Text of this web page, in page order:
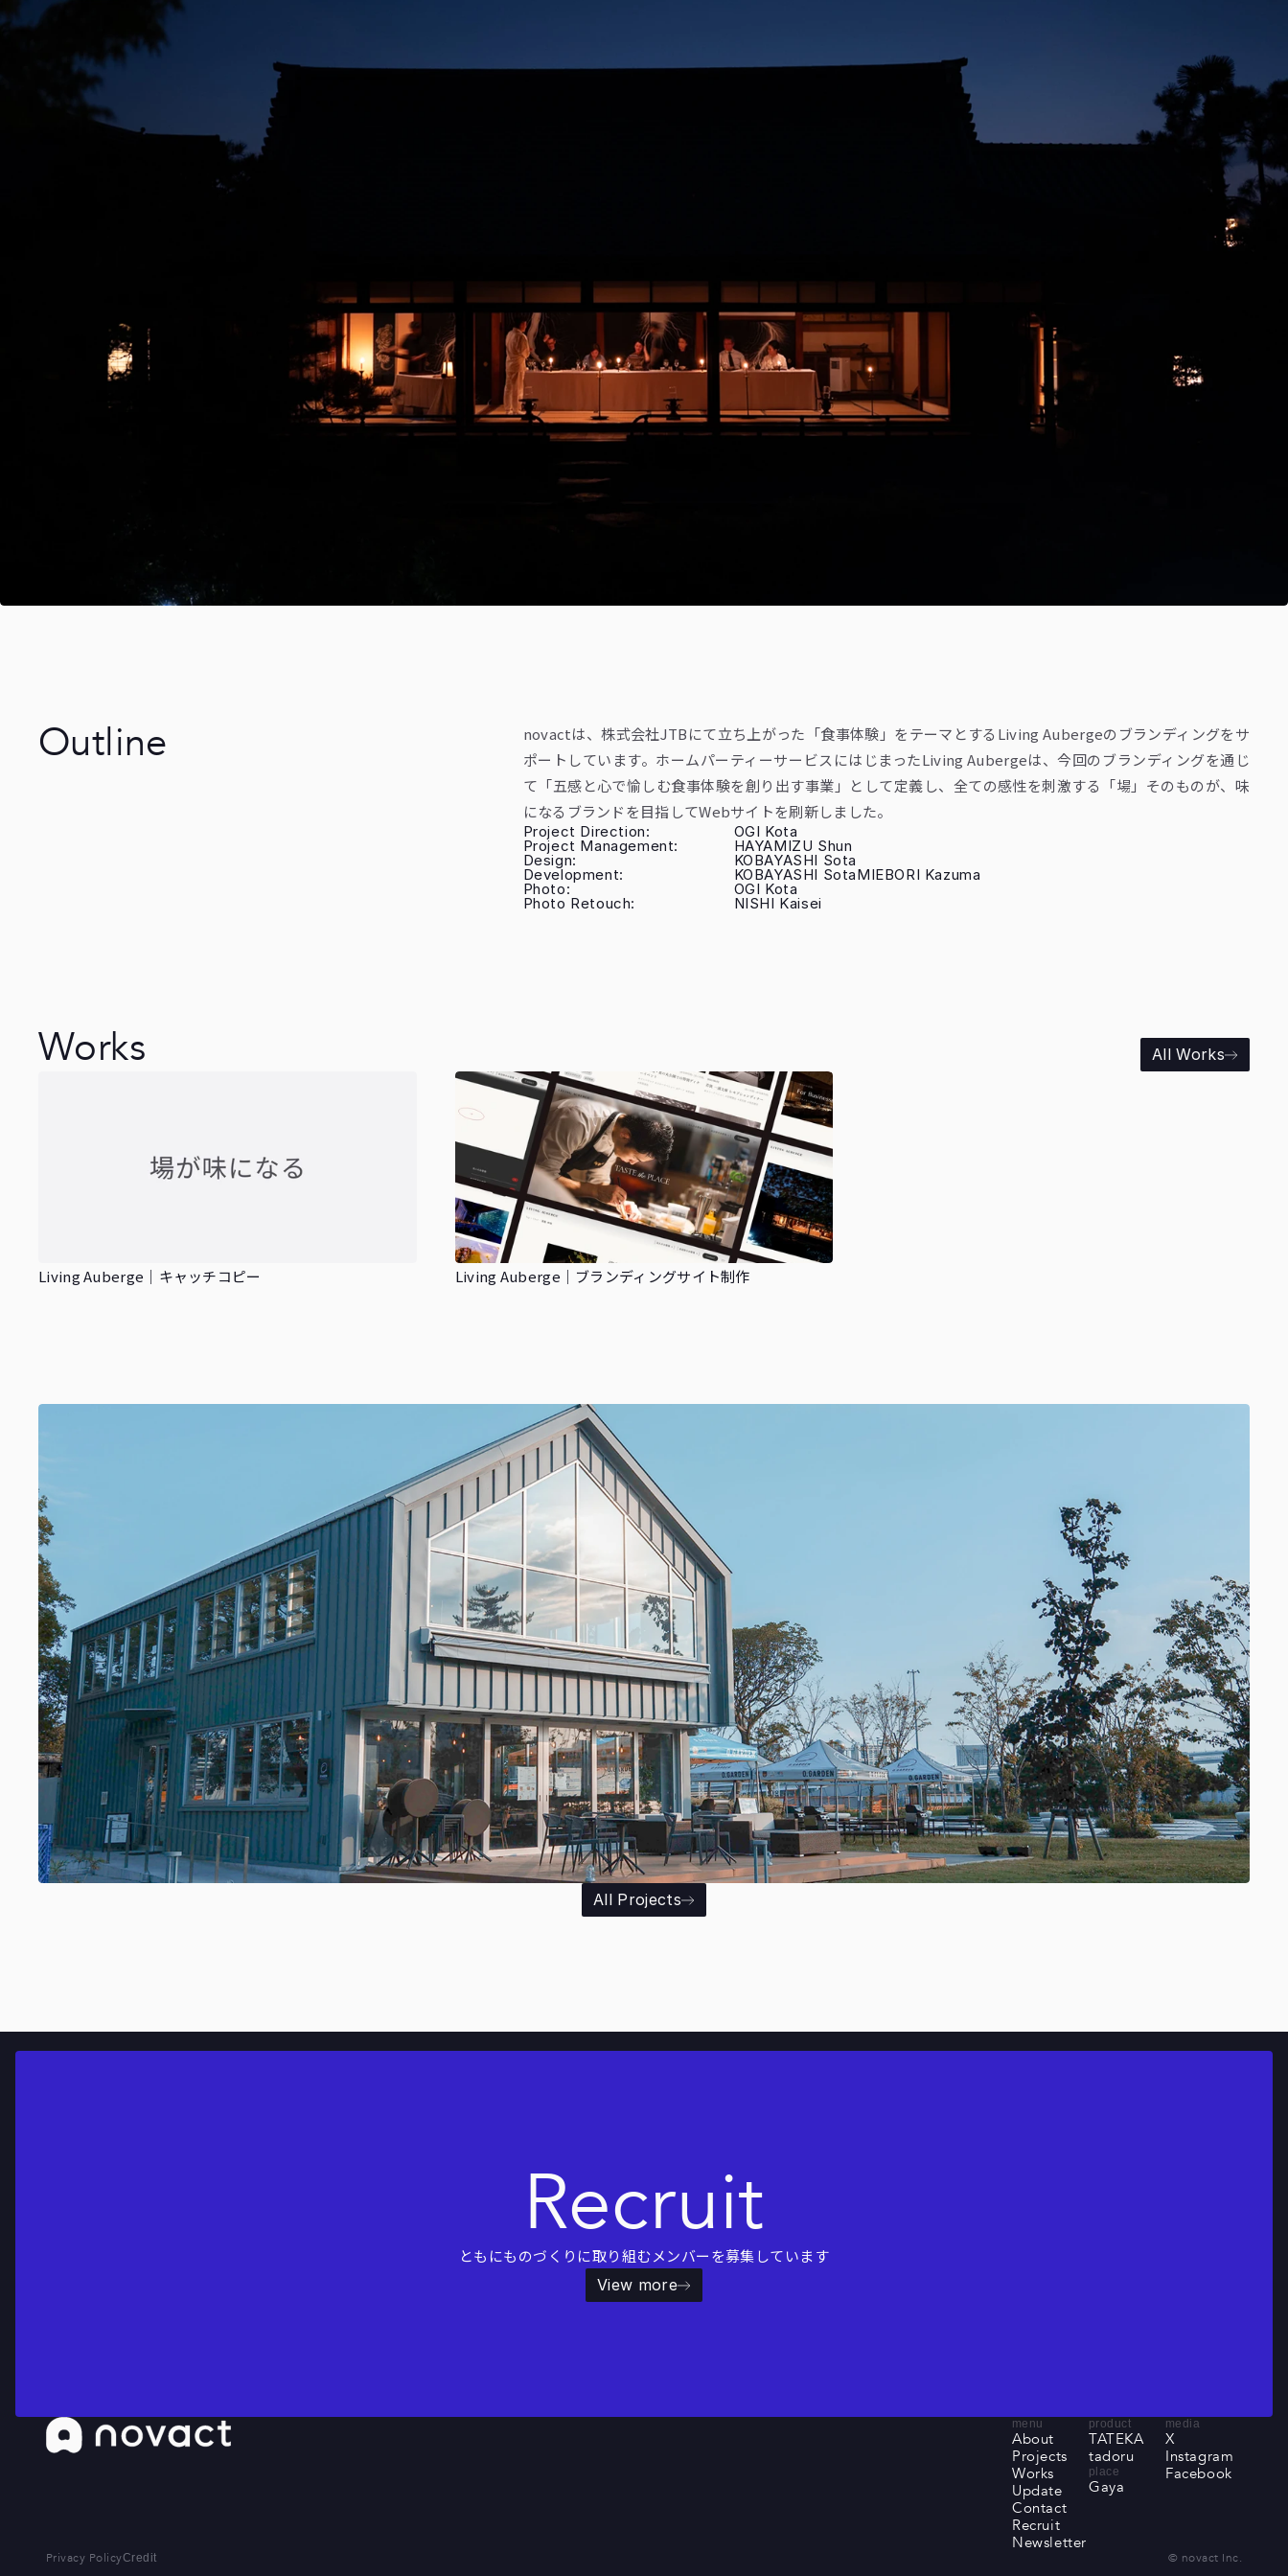
Outline
novactは、株式会社JTBにて立ち上がった「食事体験」をテーマとするLiving Aubergeのブランディングをサ
ポートしています。ホームパーティーサービスにはじまったLiving Aubergeは、今回のブランディングを通じ
て「五感と心で愉しむ食事体験を創り出す事業」として定義し、全ての感性を刺激する「場」そのものが、味
になるブランドを目指してWebサイトを刷新しました。
Project Direction: OGI Kota
Project Management: HAYAMIZU Shun
Design: KOBAYASHI Sota
Development: KOBAYASHI SotaMIEBORI Kazuma
Photo: OGI Kota
Photo Retouch: NISHI Kaisei
Works All Works
Living Auberge｜キャッチコピー Living Auberge｜ブランディングサイト制作
All Projects
Recruit
ともにものづくりに取り組むメンバーを募集しています
View more
menu
About
About
Projects
Projects
Works
Works
Update
Update
Contact
Contact
Recruit
Recruit
Newsletter
product
TATEKA
TATEKA
tadoru
tadoru
place
Gaya
media
X
X
Instagram
Instagram
Facebook
Privacy PolicyCredit © novact Inc.